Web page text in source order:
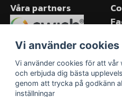
Våra partners
Vi använder cookies
Vi använder cookies för att vår
och erbjuda dig bästa
genom att trycka på godkänn
inställningar